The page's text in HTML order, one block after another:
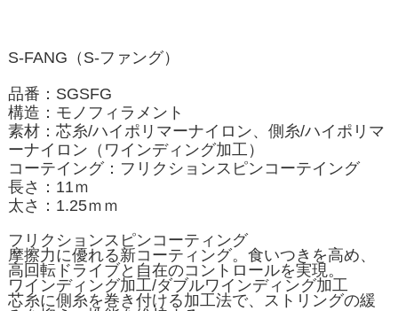
S-FANG（S-ファング）
品番：SGSFG
構造：モノフィラメント
素材：芯糸/ハイポリマーナイロン、側糸/ハイポリマ
ーナイロン（ワインディング加工）
コーテイング：フリクションスピンコーテイング
長さ：11ｍ
太さ：1.25ｍｍ
フリクションスピンコーティング
摩擦力に優れる新コーティング。食いつきを高め、
高回転ドライブと自在のコントロールを実現。
ワインディング加工/ダブルワインディング加工
芯糸に側糸を巻き付ける加工法で、ストリングの緩